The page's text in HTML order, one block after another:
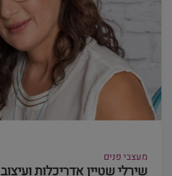
מעצבי פנים
שירלי שטיין אדריכלות ועיצוב